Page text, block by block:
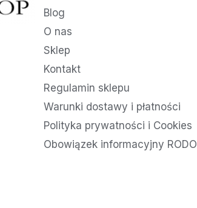
Blog
O nas
Sklep
Kontakt
Regulamin sklepu
Warunki dostawy i płatności
Polityka prywatności i Cookies
Obowiązek informacyjny RODO